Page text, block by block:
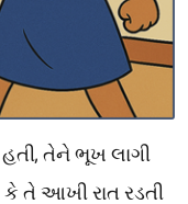
હતી, તેને ભૂખ લાગી
કે તે આખી રાત રડતી